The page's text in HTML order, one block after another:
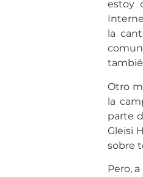
estoy
la
Otro
la
parte
Gleisi
sobre
Pero,